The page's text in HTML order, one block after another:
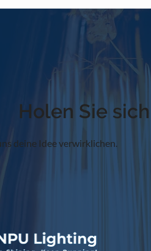
Holen Sie
deine Idee verwirklichen.